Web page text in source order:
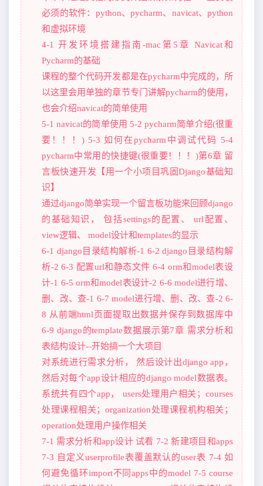
必须的软件：python、pycharm、navicat、python
和虚拟环境
4-1 开发环境搭建指南-mac第5章 Navicat和
Pycharm的基础
课程的整个代码开发都是在pycharm中完成的，所
以这里会用单独的章节专门讲解pycharm的使用，
也会介绍navicat的简单使用
5-1 navicat的简单使用 5-2 pycharm简单介绍(很重
要！！！) 5-3 如何在pycharm中调试代码 5-4
pycharm中常用的快捷键(很重要！！！)第6章 留
言板快速开发【用一个小项目巩固Django基础知
识】
通过django简单实现一个留言板功能来回顾django
的基础知识， 包括settings的配置、 url配置、
view逻辑、 model设计和templates的显示
6-1 django目录结构解析-1 6-2 django目录结构解
析-2 6-3 配置url和静态文件 6-4 orm和model表设
计-1 6-5 orm和model表设计-2 6-6 model进行增、
删、改、查-1 6-7 model进行增、删、改、查-2 6-
8 从前端html页面提取出数据并保存到数据库中
6-9 django的template数据展示第7章 需求分析和
表结构设计--开始搞一个大项目
对系统进行需求分析， 然后设计出django app，
然后对每个app设计相应的django model数据表。
系统共有四个app， users处理用户相关；courses
处理课程相关；organization处理课程机构相关；
operation处理用户操作相关
7-1 需求分析和app设计 试看 7-2 新建项目和apps
7-3 自定义userprofile表覆盖默认的user表 7-4 如
何避免循环import不同apps中的model 7-5 course